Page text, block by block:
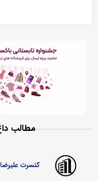
مطالب
کنسرت